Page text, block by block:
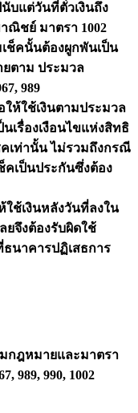
บแต่วันที่ตั๋วเงินถึง
ณิชย์ มาตรา 1002
ช็คนั้นต้องผูกพันเป็น
ยตาม ประมวล
989
ให้ใช้เงินตามประมวล
เรื่องเงือนไขแห่งสิทธิ
คเท่านั้น ไม่รวมถึงกรณี
คเป็นประกันซึ่งต้อง
ใช้เงินหลังวันที่ลงใน
ยจึงต้องรับผิดใช้
ธนาคารปฏิเสธการ
กฎหมายและมาตรา
989, 990, 1002